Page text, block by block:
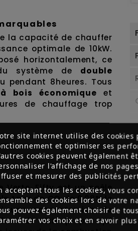
site internet utilise des cookies
et optimiser ses
cookies peuvent également
l'affichage de nos
et mesurer des publicités
acceptant tous les cookies, vous
des cookies lors de votre
pouvez également choisir de
vos choix et en savoir
la capacité de chauffer
optimale de 10kW.
horizontalement, ce
système de double
8heures. Tous
bois économique et
de chauffage trop
Verte, Fifty est un poêle
taux de CO de 0,08% le
une concentration de
de vitre propre qui